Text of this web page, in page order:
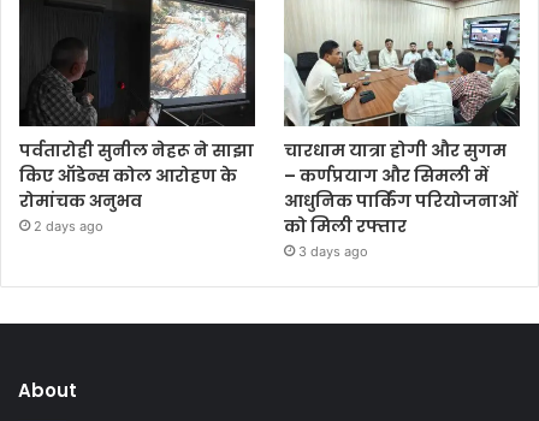
पर्वतारोही सुनील नेहरू ने साझा
किए ऑडेन्स कोल आरोहण के
रोमांचक अनुभव
2 days ago
चारधाम यात्रा होगी और सुगम
– कर्णप्रयाग और सिमली में
आधुनिक पार्किंग परियोजनाओं
को मिली रफ्तार
3 days ago
About